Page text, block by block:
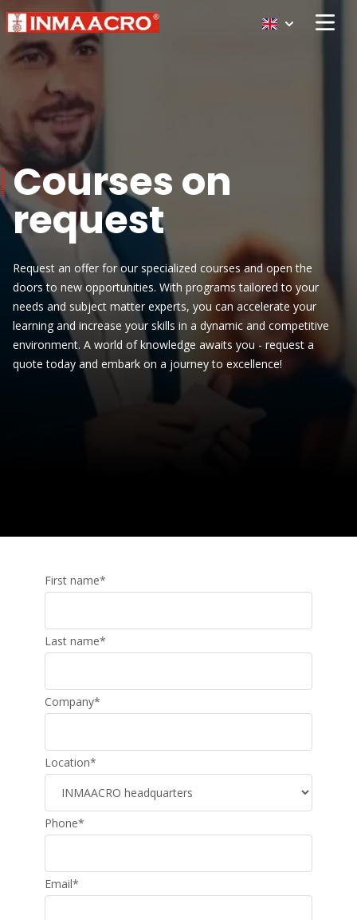
Open
Courses on
request
Request an offer for our specialized courses and open the
doors to new opportunities. With programs tailored to your
needs and subject matter experts, you can accelerate your
learning and increase your skills in a dynamic and competitive
environment. A world of knowledge awaits you - request a
quote today and embark on a journey to excellence!
First name*
Last name*
Company*
Location*
Phone*
Email*